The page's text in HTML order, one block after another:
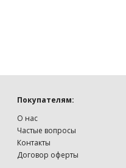
Покупателям:
О нас
Частые вопросы
Контакты
Договор оферты